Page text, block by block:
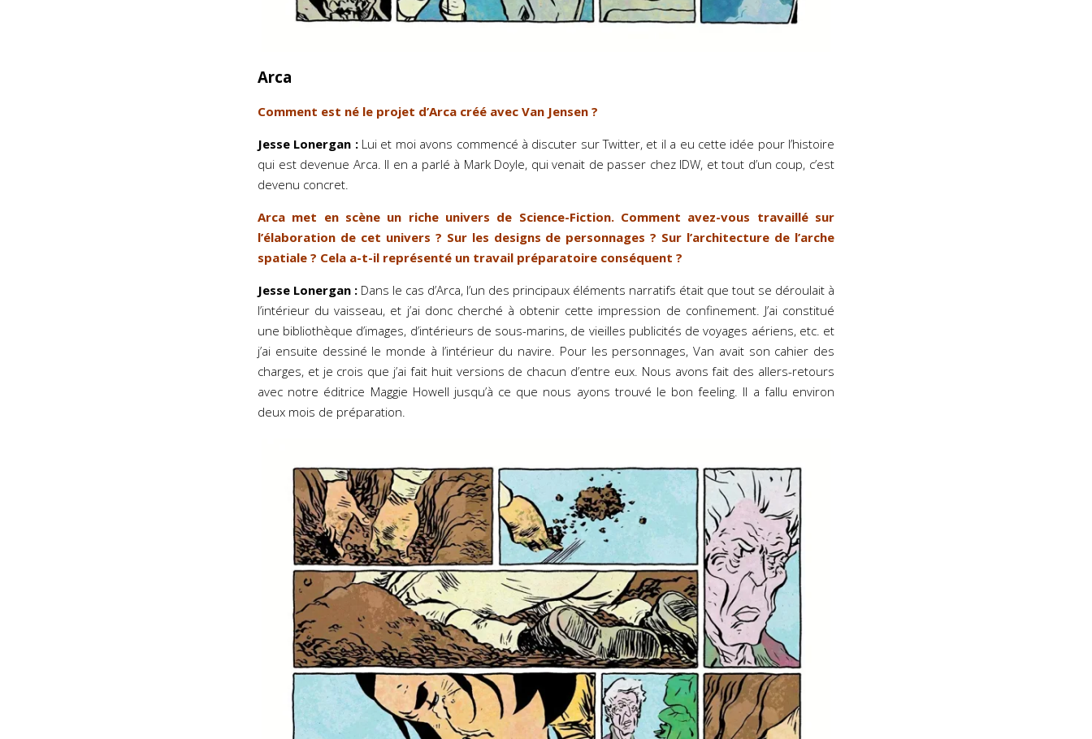
Arca
Comment est né le projet d’Arca créé avec Van Jensen ?
Jesse Lonergan :Lui et moi avons commencé à discuter sur Twitter, et il a eu cette idée pour l’histoire
qui est devenue Arca. Il en a parlé à Mark Doyle, qui venait de passer chez IDW, et tout d’un coup, c’est
devenu concret.
Arca met en scène un riche univers de Science-Fiction. Comment avez-vous travaillé sur
l’élaboration de cet univers ? Sur les designs de personnages ? Sur l’architecture de l’arche
spatiale ? Cela a-t-il représenté un travail préparatoire conséquent ?
Jesse Lonergan : Dans le cas d’Arca, l’un des principaux éléments narratifs était que tout se déroulait à
l’intérieur du vaisseau, et j’ai donc cherché à obtenir cette impression de confinement. J’ai constitué
une bibliothèque d’images, d’intérieurs de sous-marins, de vieilles publicités de voyages aériens, etc. et
j’ai ensuite dessiné le monde à l’intérieur du navire. Pour les personnages, Van avait son cahier des
charges, et je crois que j’ai fait huit versions de chacun d’entre eux. Nous avons fait des allers-retours
avec notre éditrice Maggie Howell jusqu’à ce que nous ayons trouvé le bon feeling. Il a fallu environ
deux mois de préparation.